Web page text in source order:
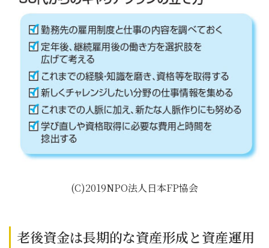
(C)2019NPO法人日本FP協会
老後資金は長期的な資産形成と資産運用